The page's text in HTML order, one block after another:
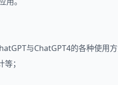
与ChatGPT4的各种使用方
；